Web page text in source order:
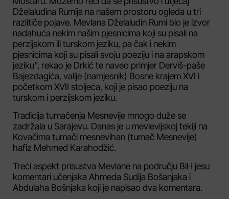
Dželaludina Rumija na našem prostoru ogleda u tri
razlitiče pojave. Mevlana Dželaludin Rumi bio je izvor
nadahuća nekim našim pjesnicima koji su pisali na
perzijskom ili turskom jeziku, pa čak i nekim
pjesnicima koji su pisali svoju poeziju i na arapskom
jeziku”, rekao je Drkić te naveo primjer Derviš-paše
Bajezdagića, valije (namjesnik) Bosne krajem XVI i
početkom XVII stoljeća, koji je pisao poeziju na
turskom i perzijskom jeziku.
Tradicija tumačenja Mesnevije mnogo duže se
zadržala u Sarajevu. Danas je u mevlevijskoj tekiji na
Kovačima tumači mesnevihan (tumač Mesnevije)
hafiz Mehmed Karahodžić.
Treći aspekt prisustva Mevlane na području BiH jesu
komentari učenjaka Ahmeda Sudija Bošanjaka i
Abdulaha Bošnjaka koji je napisao dva komentara.